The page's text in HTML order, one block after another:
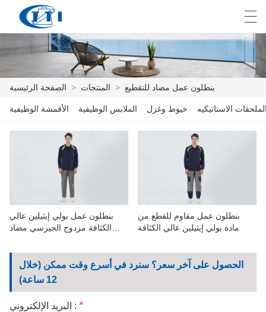
الصفحة الرئيسية
أخبار
الاتصال بنا
مقاطع الفيديو
العربية česky Deutsch
الصفحة الرئيسية > المنتجات > بنطلون عمل مضاد للتقطيع
الأقمشة الوظيفية الملابس الوظيفية خيوط وغزل الاستاتيكيه
بنطلون عمل بولي إيثيلين عالي
الكثافة مزدوج الجيرسي مضاد
بنطلون عمل مقاوم للقطع من
مادة بولي إيثيلين عالي الكثافة
الحصول على آخر سعر؟ سنرد في أسرع وقت ممكن (خلال
12 ساعة)
البريد الإلكتروني : *